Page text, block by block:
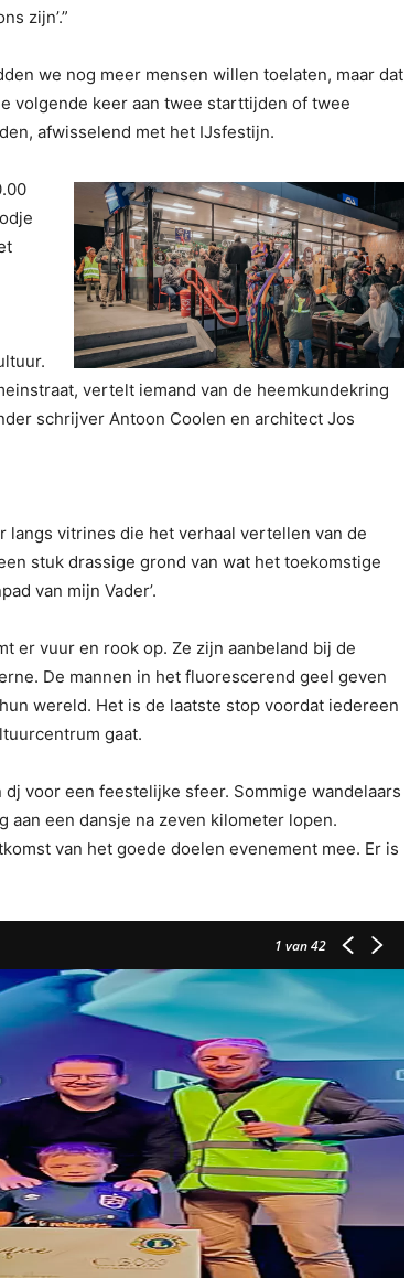
zijn’.”
we nog meer mensen willen toelaten, maar dat
volgende keer aan twee starttijden of twee
afwisselend met het IJsfestijn.
vertelt iemand van de heemkundekring
schrijver Antoon Coolen en architect Jos
langs vitrines die het verhaal vertellen van de
stuk drassige grond van wat het toekomstige
van mijn Vader’.
er vuur en rook op. Ze zijn aanbeland bij de
De mannen in het fluorescerend geel geven
wereld. Het is de laatste stop voordat iedereen
gaat.
dj voor een feestelijke sfeer. Sommige wandelaars
aan een dansje na zeven kilometer lopen.
van het goede doelen evenement mee. Er is
1 van 42